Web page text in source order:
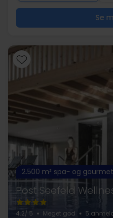
Se
2.500 m² spa- og
Post Seefeld
4.2/ 5 Meget god
5